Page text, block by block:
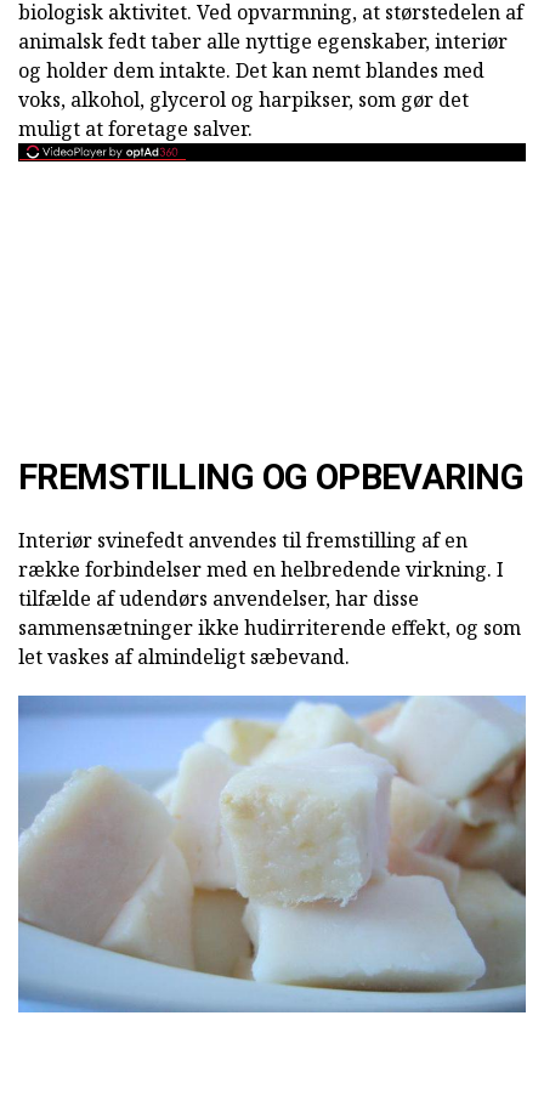
biologisk aktivitet. Ved opvarmning, at størstedelen af
animalsk fedt taber alle nyttige egenskaber, interiør
og holder dem intakte. Det kan nemt blandes med
voks, alkohol, glycerol og harpikser, som gør det
muligt at foretage salver.
FREMSTILLING OG OPBEVARING
Interiør svinefedt anvendes til fremstilling af en
række forbindelser med en helbredende virkning. I
tilfælde af udendørs anvendelser, har disse
sammensætninger ikke hudirriterende effekt, og som
let vaskes af almindeligt sæbevand.